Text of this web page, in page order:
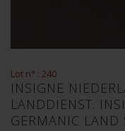
Lot n° : 240
INSIGNE
LANDDIENST.
GERMANIC LAND